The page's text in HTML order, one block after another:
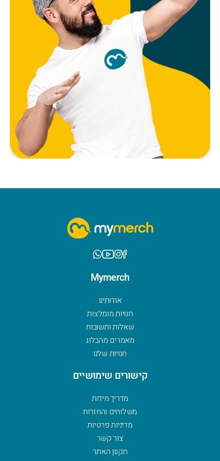
Mymerch
אודותינו
חנויות מומלצות
שאלות ותשובות
מאמרים מהבלוג
חנויות שלנו
קישורים שימושיים
מדריך מידות
משלוחים והחזרות
מדיניות פרטיות
צור קשר
תקנון האתר